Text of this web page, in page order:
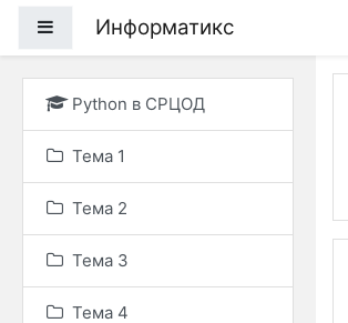
Боковая панель
Информатикс
Python в СРЦОД
Тема 1
Тема 2
Тема 3
Тема 4